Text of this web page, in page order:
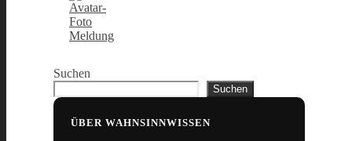
Meldung
Suchen
Suchen
ÜBER WAHNSINNWISSEN